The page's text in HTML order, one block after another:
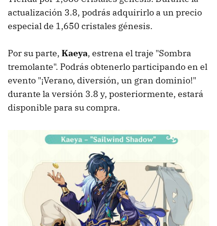
actualización 3.8, podrás adquirirlo a un precio
especial de 1,650 cristales génesis.
Por su parte, Kaeya, estrena el traje "Sombra
tremolante". Podrás obtenerlo participando en el
evento "¡Verano, diversión, un gran dominio!"
durante la versión 3.8 y, posteriormente, estará
disponible para su compra.